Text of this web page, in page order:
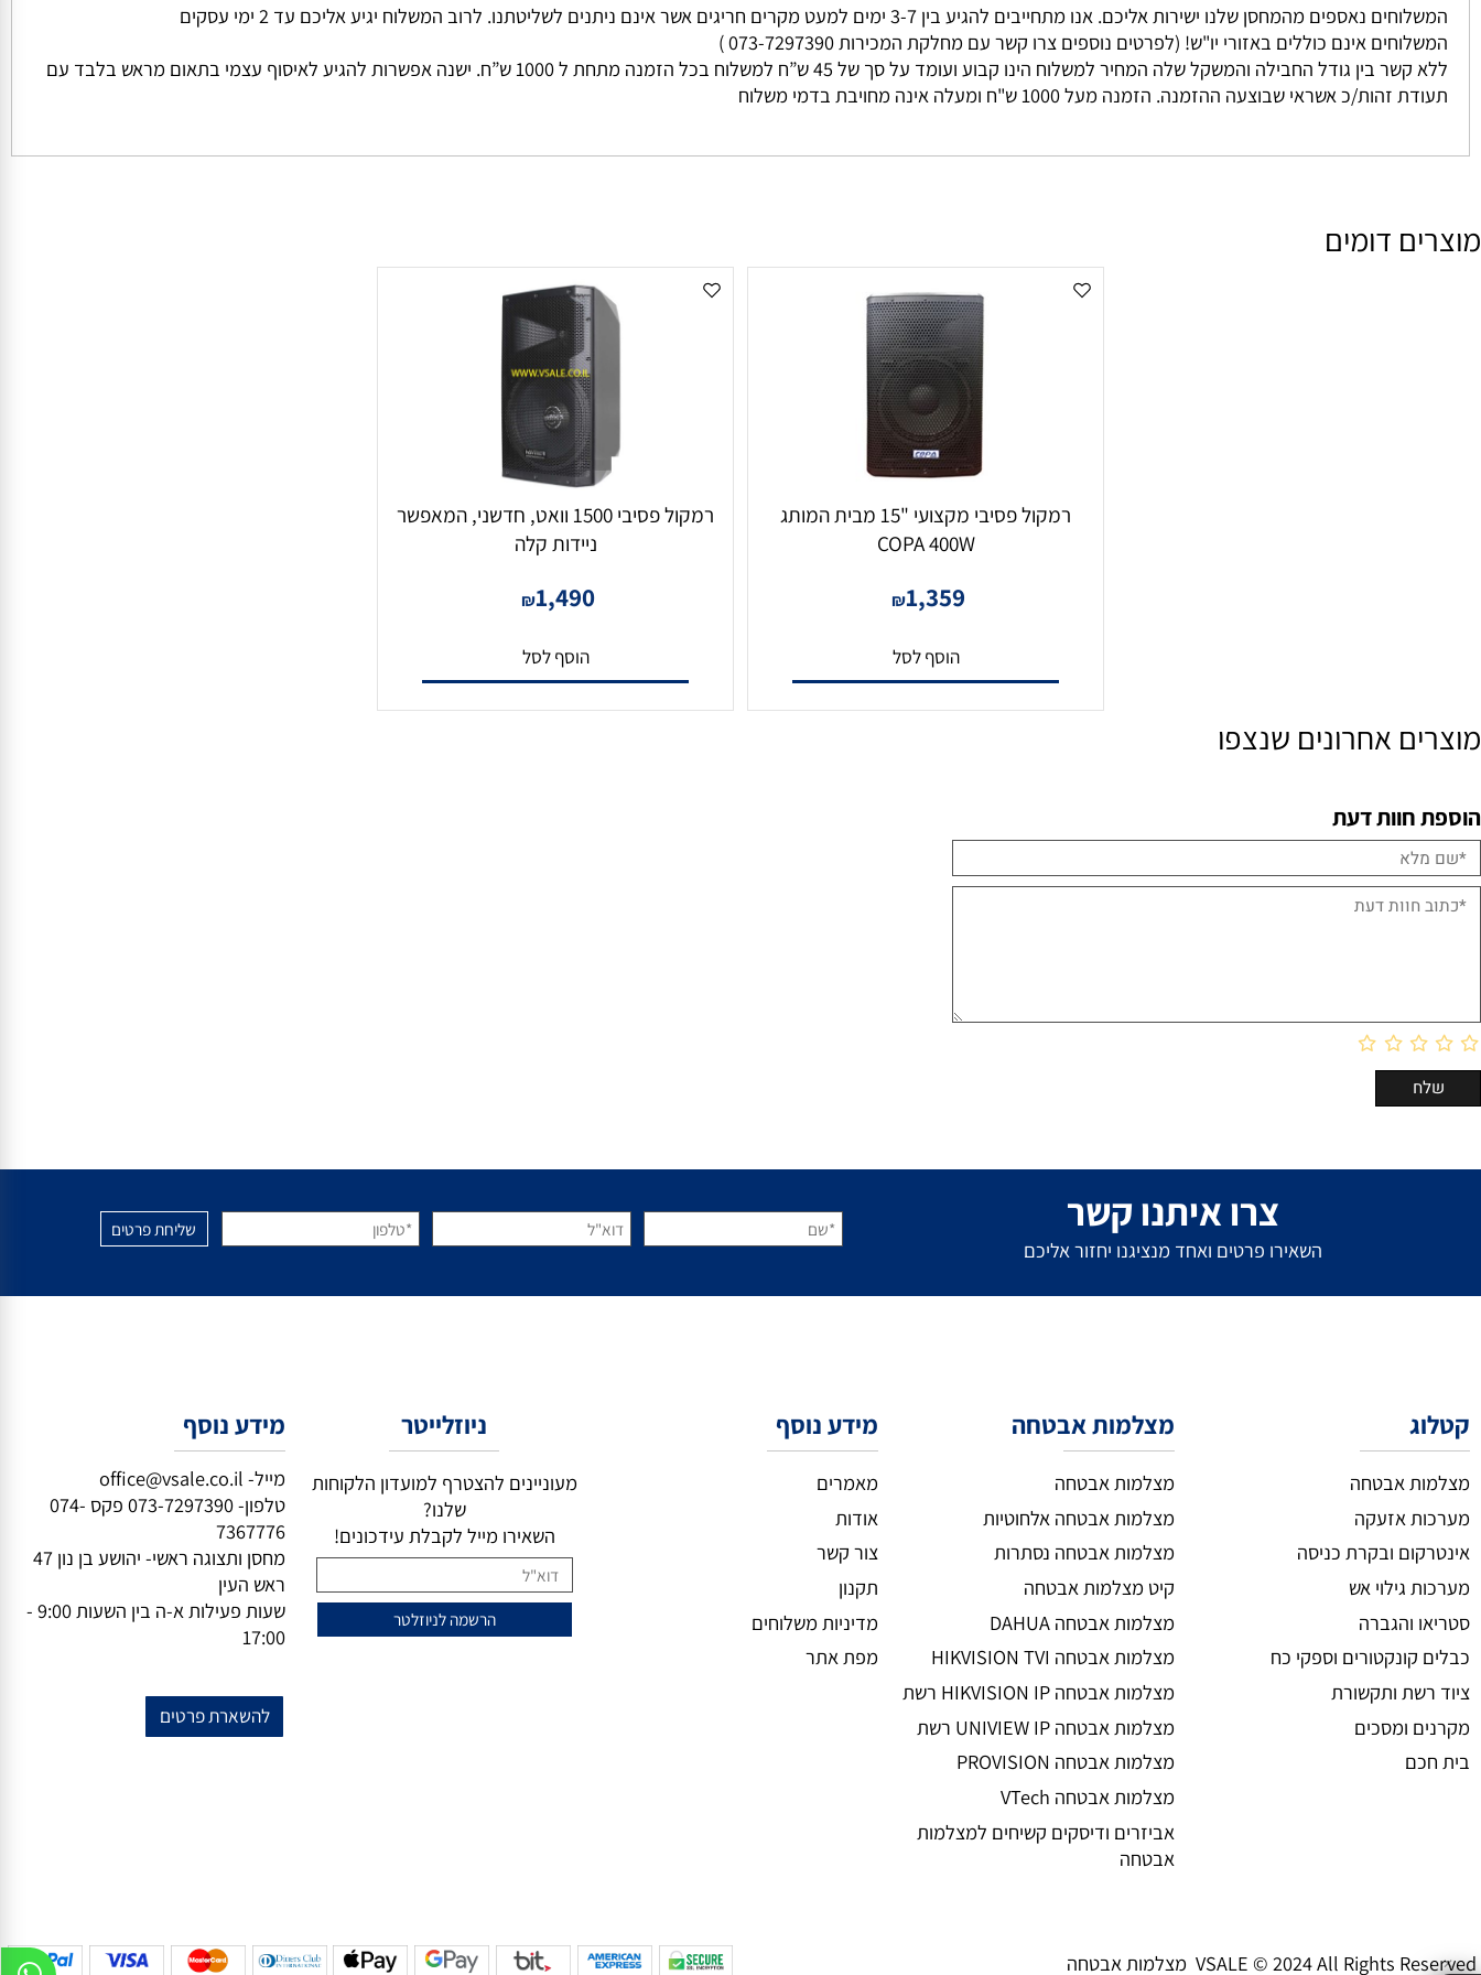
נאספים מהמחסן שלנו ישירות אליכם. אנו מתחייבים להגיע בין 3-7 ימים למעט מקרים חריגים אשר אינם ניתנים לשליטתנו. לרוב המשלוח יגיע אליכם עד 2 ימי עסקים
אינם כוללים באזורי יו"ש! (לפרטים נוספים צרו קשר עם מחלקת המכירות 073-7297390 )
COPA 400W
₪1,359
ניידות קלה
₪1,490
אחרונים שנצפו
דעת
צרו איתנו קשר
אבטחה
אזעקה
ובקרת כניסה
גילוי אש
והגברה
וספקי כח
מצלמות אבטחה
מצלמות אבטחה
מצלמות אבטחה אלחוטיות
מצלמות אבטחה נסתרות
קיט מצלמות אבטחה
מצלמות אבטחה DAHUA
מצלמות אבטחה HIKVISION TVI
מצלמות אבטחה HIKVISION IP רשת
מצלמות אבטחה UNIVIEW IP רשת
מצלמות אבטחה PROVISION
מידע נוסף
מאמרים
אודות
צור קשר
תקנון
ניוזלייטר
מעוניינים להצטרף למועדון הלקוחות
שלנו?
השאירו מייל לקבלת עידכונים!
מידע נוסף
מייל- office@vsale.co.il
טלפון- 073-7297390פקס074-
7367776
ראש העין
17:00